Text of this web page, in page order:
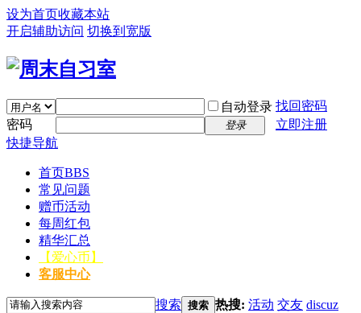
设为首页收藏本站
开启辅助访问 切换到宽版
自动登录 找回密码
密码
登录
立即注册
快捷导航
首页BBS
常见问题
赠币活动
每周红包
精华汇总
【爱心币】
客服中心
搜索 搜索 热搜: 活动 交友 discuz